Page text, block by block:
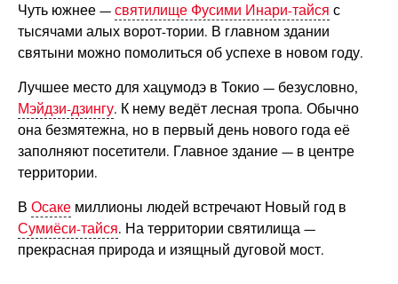
Чуть южнее — святилище Фусими Инари-тайся с
тысячами алых ворот-тории. В главном здании
святыни можно помолиться об успехе в новом году.
Лучшее место для хацумодэ в Токио — безусловно,
Мэйдзи-дзингу. К нему ведёт лесная тропа. Обычно
она безмятежна, но в первый день нового года её
заполняют посетители. Главное здание — в центре
территории.
В Осакемиллионы людей встречают Новый год в
Сумиёси-тайся. На территории святилища —
прекрасная природа и изящный дуговой мост.